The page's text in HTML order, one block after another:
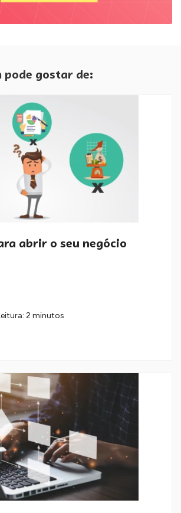
pode gostar de:
abrir o seu negócio
2 minutos